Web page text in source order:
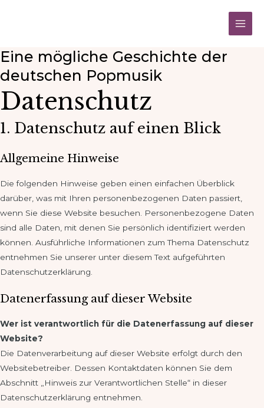
Main
Eine mögliche Geschichte der
deutschen Popmusik
Datenschutz
1. Datenschutz auf einen Blick
Allgemeine Hinweise
Die folgenden Hinweise geben einen einfachen Überblick
darüber, was mit Ihren personenbezogenen Daten passiert,
wenn Sie diese Website besuchen. Personenbezogene Daten
sind alle Daten, mit denen Sie persönlich identifiziert werden
können. Ausführliche Informationen zum Thema Datenschutz
entnehmen Sie unserer unter diesem Text aufgeführten
Datenschutzerklärung.
Datenerfassung auf dieser Website
Wer ist verantwortlich für die Datenerfassung auf dieser
Website?
Die Datenverarbeitung auf dieser Website erfolgt durch den
Websitebetreiber. Dessen Kontaktdaten können Sie dem
Abschnitt „Hinweis zur Verantwortlichen Stelle“ in dieser
Datenschutzerklärung entnehmen.